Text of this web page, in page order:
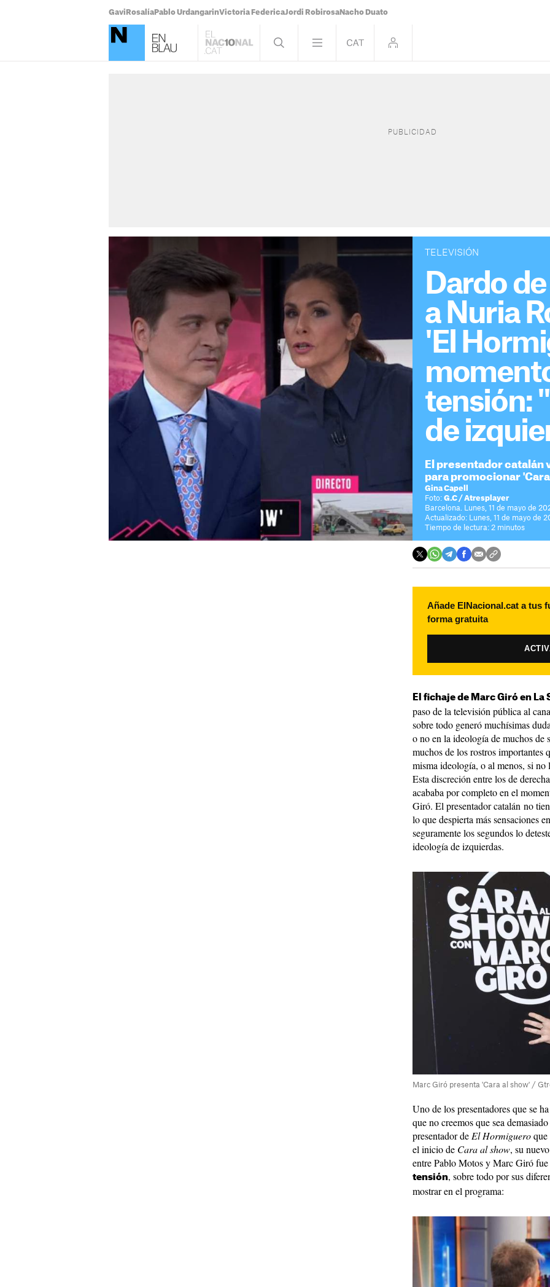
Gavi Rosalía Pablo UrdangarinVictoria FedericaJordi Robirosa Nacho Duato
TELEVISIÓN
Dardo
a Nuria
'El
tensión:
de
El presentador catalán
para promocionar
Gina Capell
Foto: G.C / Atresplayer
Barcelona. Lunes, 11 de mayo de
Actualizado: Lunes, 11 de mayo de
Tiempo de lectura: 2 minutos
Añade ElNacional.cat a tus
forma gratuita
El fichaje de Marc Giró en
paso de la televisión pública al
sobre todo generó muchísimas
o no en la ideología de muchos de
muchos de los rostros importantes
misma ideología, o al menos, si
Esta discreción entre los de
acababa por completo en el
Giró. El presentador catalán no
lo que despierta más sensaciones
seguramente los segundos lo
ideología de izquierdas.
Marc Giró presenta 'Cara al show' /
Uno de los presentadores que se
que no creemos que sea
presentador de El Hormiguero
el inicio de Cara al show, su
entre Pablo Motos y Marc Giró
tensión, sobre todo por sus
mostrar en el programa: